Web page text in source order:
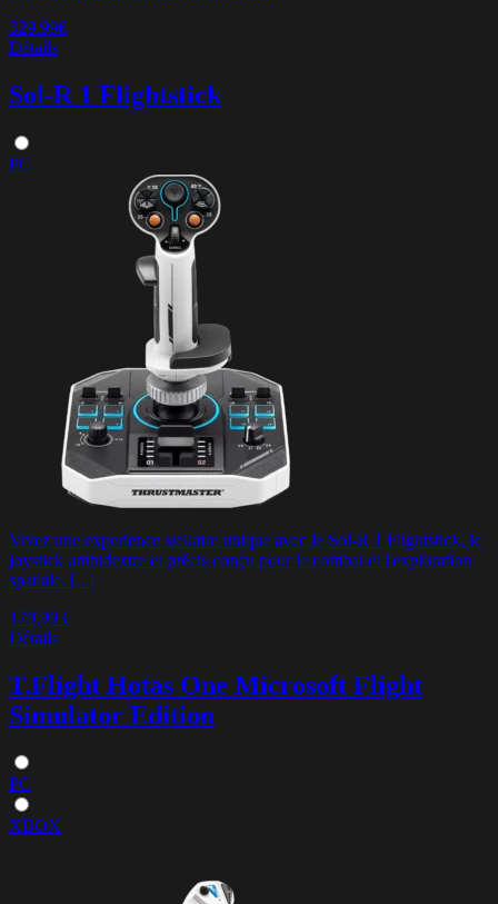
329.99€
Détails
Sol-R 1 Flightstick
PC
Vivez une experience stellaire unique avec le Sol-R 1 Flightstick, le
joystick ambidextre et précis conçu pour le combat et l'exploration
spatiale. [...]
179,99 €
Détails
T.Flight Hotas One Microsoft Flight
Simulator Edition
PC
XBOX